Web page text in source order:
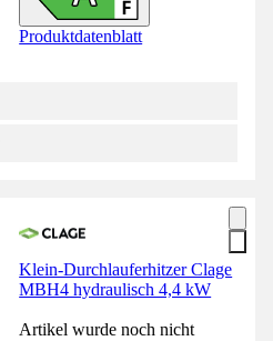
Produktdatenblatt
Klein-Durchlauferhitzer Clage
MBH4 hydraulisch 4,4 kW
Artikel wurde noch nicht